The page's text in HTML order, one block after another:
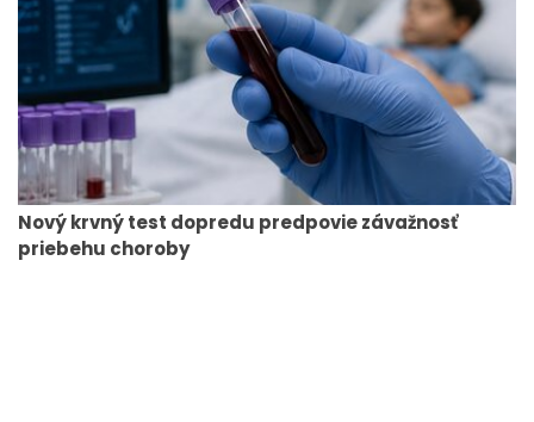
Nový krvný test dopredu predpovie závažnosť
priebehu choroby